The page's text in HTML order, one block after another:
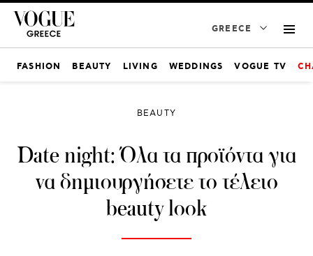
GREECE
FASHION BEAUTY LIVING WEDDINGS VOGUE TV
BEAUTY
Date night: Όλα τα προϊόντα για
να δημιουργήσετε το τέλειο
beauty look